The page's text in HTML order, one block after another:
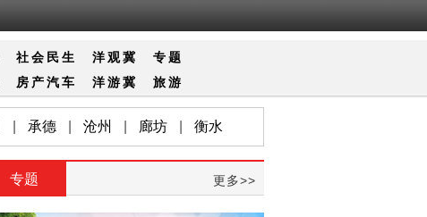
社会 民生 洋观冀
专题
房产汽车 洋游冀 旅游
承德 沧州 廊坊 衡水
专题 更多>>